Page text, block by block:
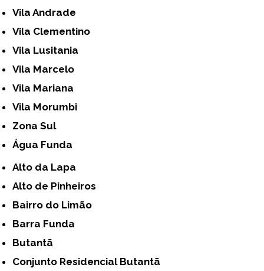
Vila Andrade
Vila Clementino
Vila Lusitania
Vila Marcelo
Vila Mariana
Vila Morumbi
Zona Sul
Água Funda
Alto da Lapa
Alto de Pinheiros
Bairro do Limão
Barra Funda
Butantã
Conjunto Residencial Butantã